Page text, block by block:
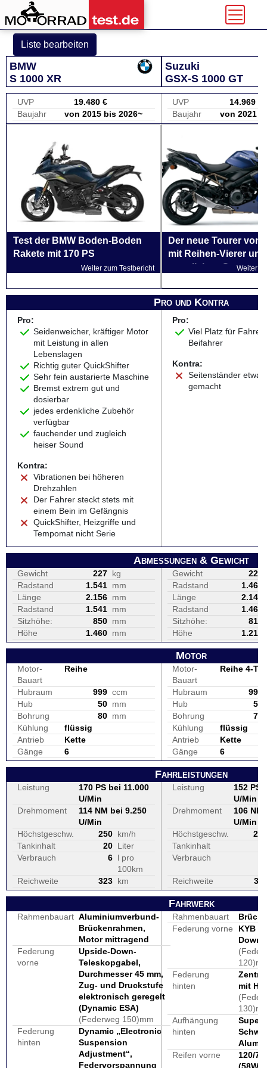
Liste bearbeiten
BMW
S 1000 XR
Suzuki
GSX-S 1000 GT
UVP
19.480 €
Baujahr
von 2015 bis 2026~
UVP
14.969 €
Baujahr
von 2021
Test der BMW Boden-Boden
Rakete mit 170 PS
Weiter zum Testbericht
Der neue Tourer von
mit Reihen-Vierer und
sportlichen Genen
Weiter
Pro und Kontra
Pro:
Seidenweicher, kräftiger Motor
mit Leistung in allen
Lebenslagen
Richtig guter QuickShifter
Sehr fein austarierte Maschine
Bremst extrem gut und
dosierbar
jedes erdenkliche Zubehör
verfügbar
fauchender und zugleich
heiser Sound
Kontra:
Vibrationen bei höheren
Drehzahlen
Der Fahrer steckt stets mit
einem Bein im Gefängnis
QuickShifter, Heizgriffe und
Tempomat nicht Serie
Pro:
Viel Platz für Fahrer
Beifahrer
Kontra:
Seitenständer
gemacht
Abmessungen & Gewicht
Gewicht 227 kg
Radstand
1.541 mm
Länge
2.156 mm
Radstand
1.541 mm
Sitzhöhe:
850 mm
Höhe
1.460 mm
Gewicht
226
Radstand
1.460
Länge
2.140
Radstand
1.460
Sitzhöhe:
810
Höhe
1.215
Motor
Motor-
Bauart
Reihe
Hubraum 999 ccm
Hub
50 mm
Bohrung
80 mm
Kühlung
flüssig
Antrieb
Kette
Gänge
6
Motor-
Bauart
Reihe 4-
Hubraum
999
Hub
59
Bohrung
73
Kühlung
flüssig
Antrieb
Kette
Gänge
6
Fahrleistungen
Leistung
170 PS bei 11.000
U/Min
Drehmoment
114 NM bei 9.250
U/Min
Höchstgeschw.
250 km/h
Tankinhalt
20 Liter
Verbrauch
6 l pro
100km
Reichweite
323 km
Leistung
152 PS
U/Min
Drehmoment
106 NM
U/Min
Höchstgeschw.
240
Tankinhalt
Verbrauch
Reichweite 311
Fahrwerk
Rahmenbauart Aluminiumverbund-
Brückenrahmen,
Motor mittragend
Federung
vorne
Upside-Down-
Teleskopgabel,
Durchmesser 45 mm,
Zug- und Druckstufe
elektronisch geregelt
(Dynamic ESA)
(Federweg 150)mm
Federung
hinten
Dynamic „Electronic
Suspension
Adjustment“,
Federvorspannung
Rahmenbauart
Federung vorne
KYB
Down
Federung
hinten
mit
Aufhängung
hinten
Reifen vorne
120/